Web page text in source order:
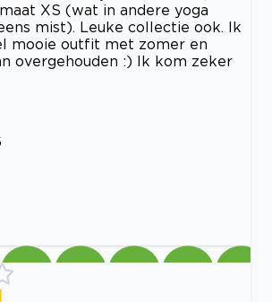
XS (wat in andere yoga
mist). Leuke collectie ook. Ik
mooie outfit met zomer en
overgehouden :) Ik kom zeker